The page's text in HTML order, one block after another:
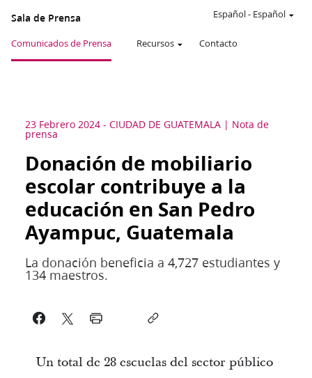
Sala de Prensa
Comunicados de Prensa Recursos Contacto
Español- Español
23 Febrero 2024 - CIUDAD DE GUATEMALA Nota de
prensa
Donación de mobiliario
escolar contribuye a la
educación en San Pedro
Ayampuc, Guatemala
La donación beneficia a 4,727 estudiantes y
134 maestros.
Un total de 28 escuelas del sector público